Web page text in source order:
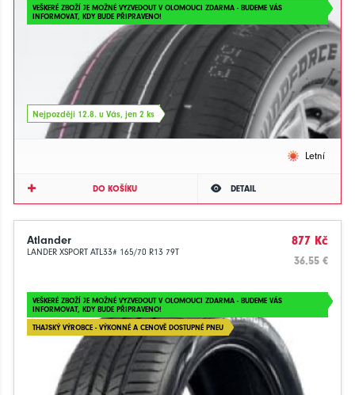
VEŠKERÉ ZBOŽÍ JE MOŽNÉ VYZVEDOUT V OLOMOUCI ZDARMA - BUDEME VÁS
INFORMOVAT, KDY BUDE PŘIPRAVENO!
Nejpozději 12.8. u Vás, jen 2 ks
Letní
DO KOŠÍKU DETAIL
Atlander
LANDER XSPORT ATL33# 165/70 R13 79T
877 Kč
36.55 €
VEŠKERÉ ZBOŽÍ JE MOŽNÉ VYZVEDOUT V OLOMOUCI ZDARMA - BUDEME VÁS
INFORMOVAT, KDY BUDE PŘIPRAVENO!
THAJSKÝ VÝROBCE - VÝKONNÉ A CENOVĚ DOSTUPNÉ PNEU